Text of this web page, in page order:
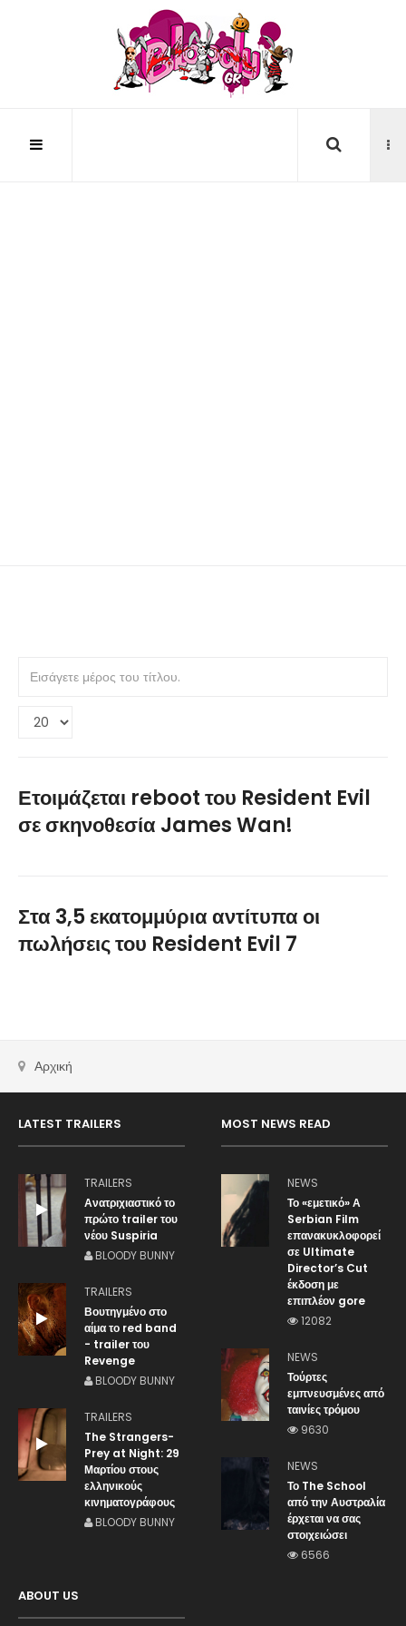
μέρος
τίτλου.
Εμφάνιση
Ετοιμάζεται reboot του Resident Evil
σε σκηνοθεσία James Wan!
Στα 3,5 εκατομμύρια αντίτυπα οι
πωλήσεις του Resident Evil 7
Αρχική
LATEST TRAILERS
TRAILERS
Ανατριχιαστικό το
πρώτο trailer του
νέου Suspiria
BLOODY BUNNY
TRAILERS
Βουτηγμένο στο
αίμα το red band
- trailer του
Revenge
BLOODY BUNNY
TRAILERS
The Strangers-
Prey at Night: 29
Μαρτίου στους
ελληνικούς
κινηματογράφους
BLOODY BUNNY
MOST NEWS READ
NEWS
Το «εμετικό» Α
Serbian Film
επανακυκλοφορεί
σε Ultimate
Director’s Cut
έκδοση με
επιπλέον gore
12082
NEWS
Τούρτες
εμπνευσμένες από
ταινίες τρόμου
9630
NEWS
Το The School
από την Αυστραλία
έρχεται να σας
στοιχειώσει
6566
ABOUT US